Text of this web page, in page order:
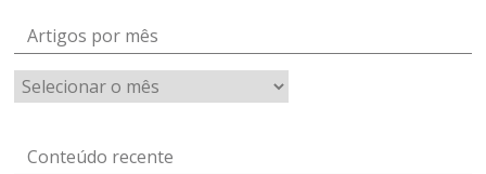
Artigos por mês
Artigos
por
Conteúdo recente